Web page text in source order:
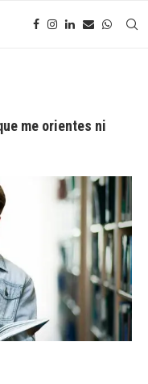
me orientes ni